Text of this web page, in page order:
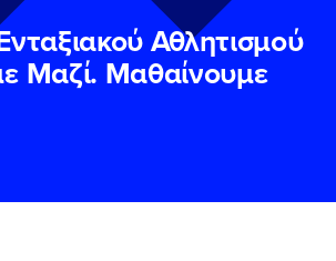
Αθλητισμού
Μαζί. Μαθαίνουμε
**